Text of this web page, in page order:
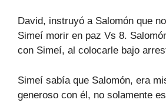
David, instruyó a Salomón que
Simeí morir en paz Vs 8.
con Simeí, al colocarle bajo
Simeí sabía que Salomón, era
generoso con él, no solamente